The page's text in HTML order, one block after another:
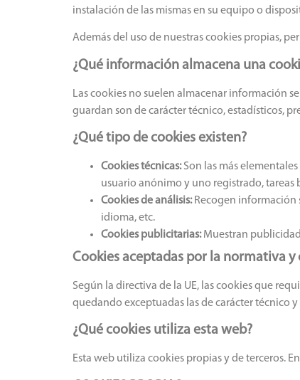
instalación de las mismas en su equipo o
Además del uso de nuestras cookies propias,
¿Qué información almacena una
Las cookies no suelen almacenar información
guardan son de carácter técnico, estadísticos,
¿Qué tipo de cookies existen?
Cookies técnicas:Son las más
usuario anónimo y uno registrado,
Cookies de análisis:Recogen información
idioma, etc.
Cookies publicitarias:Muestran
Cookies aceptadas por la normativa y
Según la directiva de la UE, las cookies que
quedando exceptuadas las de carácter técnico
¿Qué cookies utiliza esta web?
Esta web utiliza cookies propias y de terceros.